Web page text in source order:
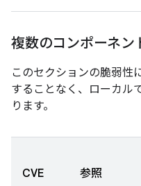
複数のコンポーネン
このセクションの脆弱性
することなく、ローカル
ります。
CVE 参照